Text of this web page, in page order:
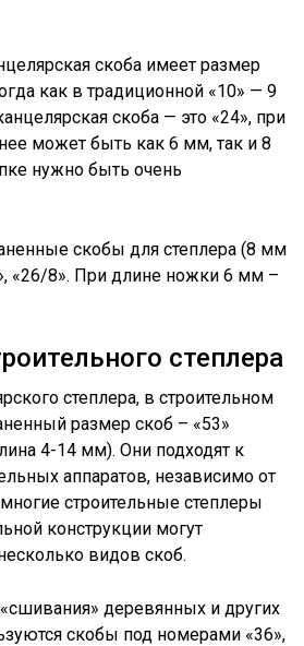
скоба имеет размер
как в традиционной «10» — 9
скоба — это «24», при
может быть как 6 мм, так и 8
нужно быть очень
скобы для степлера (8 мм
«26/8». При длине ножки 6 мм –
степлера
степлера, в строительном
размер скоб – «53»
4-14 мм). Они подходят к
аппаратов, независимо от
строительные степлеры
конструкции могут
видов скоб.
деревянных и других
скобы под номерами «36»,